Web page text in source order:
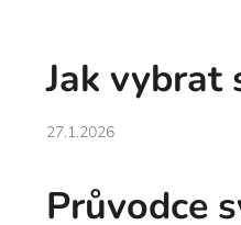
Jak vybrat
27.1.2026
Průvodce